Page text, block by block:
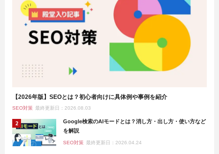
【2026年版】SEOとは？初心者向けに具体例や事例を紹介
SEO対策 最終更新日：2026.08.03
Google検索のAIモードとは？消し方・出し方・使い方など
を解説
SEO対策 最終更新日：2026.04.24